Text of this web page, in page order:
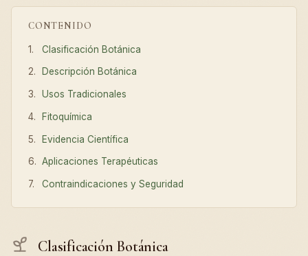
CONTENIDO
Clasificación Botánica
Descripción Botánica
Usos Tradicionales
Fitoquímica
Evidencia Científica
Aplicaciones Terapéuticas
Contraindicaciones y Seguridad
Clasificación Botánica